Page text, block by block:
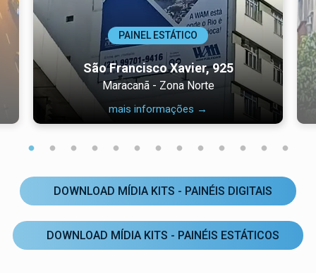
PAINEL ESTÁTICO
São Francisco Xavier, 925
Maracanã - Zona Norte
mais informações →
DOWNLOAD MÍDIA KITS - PAINÉIS DIGITAIS
DOWNLOAD MÍDIA KITS - PAINÉIS ESTÁTICOS